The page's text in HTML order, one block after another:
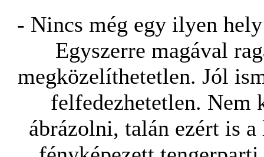
- Nincs még egy ilyen
Egyszerre magával
megközelíthetetlen. Jól
felfedezhetetlen. Nem
ábrázolni, talán ezért is a